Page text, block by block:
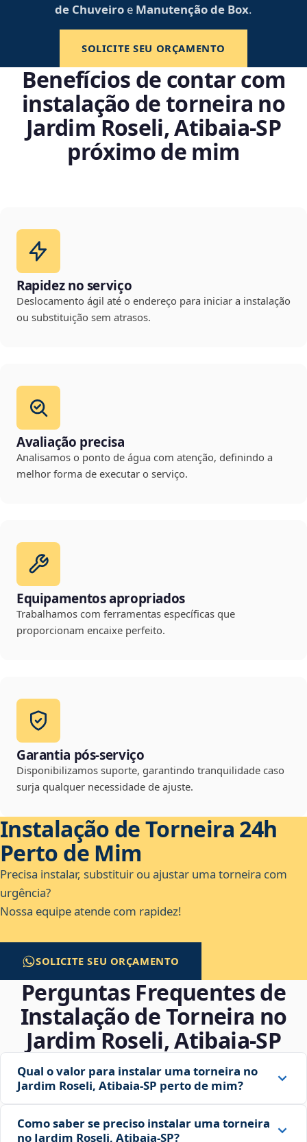
de Chuveiro e Manutenção de Box.
SOLICITE SEU ORÇAMENTO
Benefícios de contar com
instalação de torneira no
Jardim Roseli, Atibaia‑SP
próximo de mim
Rapidez no serviço
Deslocamento ágil até o endereço para iniciar a instalação
ou substituição sem atrasos.
Avaliação precisa
Analisamos o ponto de água com atenção, definindo a
melhor forma de executar o serviço.
Equipamentos apropriados
Trabalhamos com ferramentas específicas que
proporcionam encaixe perfeito.
Garantia pós-serviço
Disponibilizamos suporte, garantindo tranquilidade caso
surja qualquer necessidade de ajuste.
Instalação de Torneira 24h
Perto de Mim
Precisa instalar, substituir ou ajustar uma torneira com
urgência?
Nossa equipe atende com rapidez!
SOLICITE SEU ORÇAMENTO
Perguntas Frequentes de
Instalação de Torneira no
Jardim Roseli, Atibaia‑SP
Qual o valor para instalar uma torneira no
Jardim Roseli, Atibaia‑SP perto de mim?
Como saber se preciso instalar uma torneira
no Jardim Roseli, Atibaia‑SP?